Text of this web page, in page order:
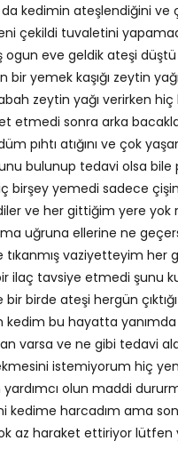
da kedimin ateşlendiğini
çekildi tuvaletini
ogun eve geldik ateşi
bir yemek kaşığı zeytin
zeytin yağı verirken
etmedi sonra arka
pıhtı atığını ve çok
bulunup tedavi olsa bile
birşey yemedi sadece
ve her gittiğim yere
uğruna ellerine ne
tıkanmış vaziyetteyim her
ilaç tavsiye etmedi şunu
bir birde ateşi hergün
kedim bu hayatta yanımda
varsa ve ne gibi tedavi
istemiyorum hiç
olun maddi
kedime harcadım ama
az haraket ettiriyor lütfen